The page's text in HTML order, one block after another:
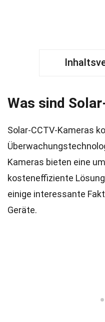
Was sind
Solar-CCTV-Kameras
Kameras bieten eine
kosteneffiziente
einige interessante
Geräte.